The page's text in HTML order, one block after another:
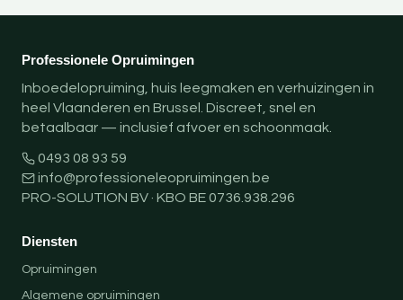
Professionele Opruimingen
Inboedelopruiming, huis leegmaken en verhuizingen in
heel Vlaanderen en Brussel. Discreet, snel en
betaalbaar — inclusief afvoer en schoonmaak.
0493 08 93 59
info@professioneleopruimingen.be
PRO-SOLUTION BV · KBO BE 0736.938.296
Diensten
Opruimingen
Algemene opruimingen